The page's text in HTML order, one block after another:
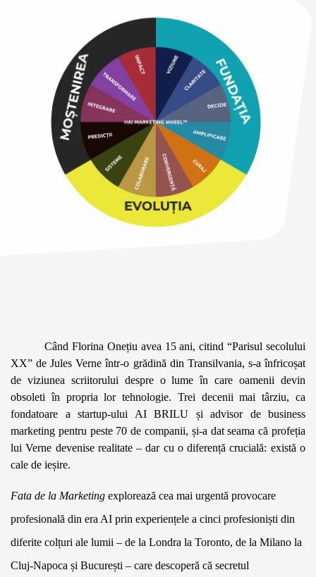
Când Florina Onețiu avea 15 ani, citind “Parisul secolului
XX” de Jules Verne într-o grădină din Transilvania, s-a înfricoșat
de viziunea scriitorului despre o lume în care oamenii devin
obsoleti în propria lor tehnologie. Trei decenii mai târziu, ca
fondatoare a startup-ului AI BRILU și advisor de business
marketing pentru peste 70 de companii, și-a dat seama că profeția
lui Verne devenise realitate – dar cu o diferență crucială: există o
cale de ieșire.
Fata de la Marketing explorează cea mai urgentă provocare
profesională din era AI prin experiențele a cinci profesioniști din
diferite colțuri ale lumii – de la Londra la Toronto, de la Milano la
Cluj-Napoca și București – care descoperă că secretul